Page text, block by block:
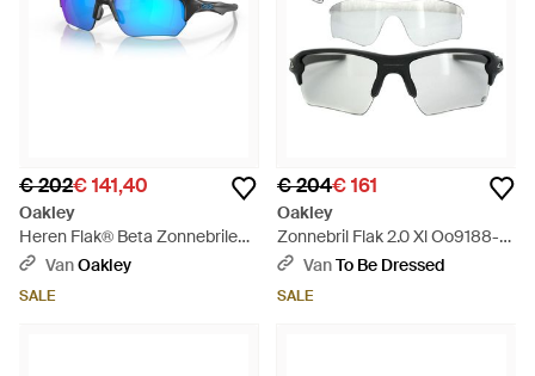
€ 202€ 141,40
Oakley
Heren Flak® Beta Zonnebrilen -
Zwart
VanOakley
SALE
€ 204€ 161
Oakley
Zonnebril Flak 2.0 Xl Oo9188-16
Mat Iridium - Zwart
VanTo Be Dressed
SALE